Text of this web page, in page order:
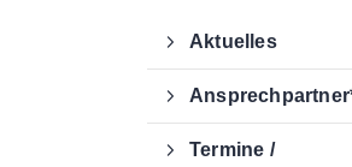
Aktuelles
Termine /